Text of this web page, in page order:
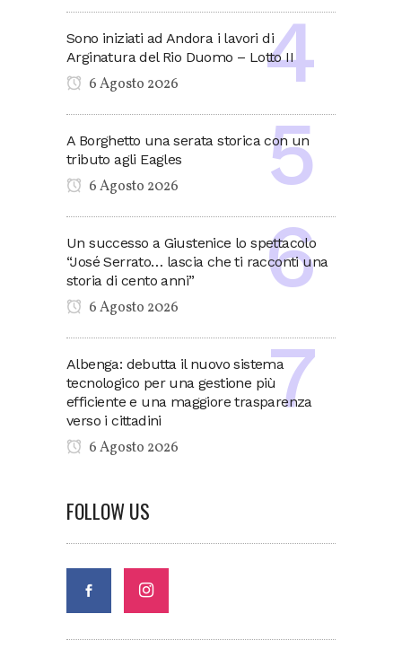
Sono iniziati ad Andora i lavori di
Arginatura del Rio Duomo – Lotto II
6 Agosto 2026
A Borghetto una serata storica con un
tributo agli Eagles
6 Agosto 2026
Un successo a Giustenice lo spettacolo
“José Serrato… lascia che ti racconti una
storia di cento anni”
6 Agosto 2026
Albenga: debutta il nuovo sistema
tecnologico per una gestione più
efficiente e una maggiore trasparenza
verso i cittadini
6 Agosto 2026
FOLLOW US